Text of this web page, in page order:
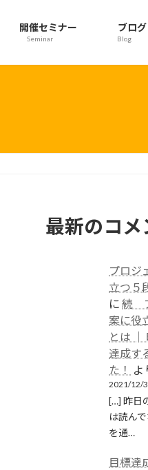
開催セミナー
Seminar
ブログ
Blog
最新のコメ
プロジ
立つ５
に続
案に役
とは │
達成す
た！
よ
2021/12/
[…] 昨日
は読ん
を通…
目標達